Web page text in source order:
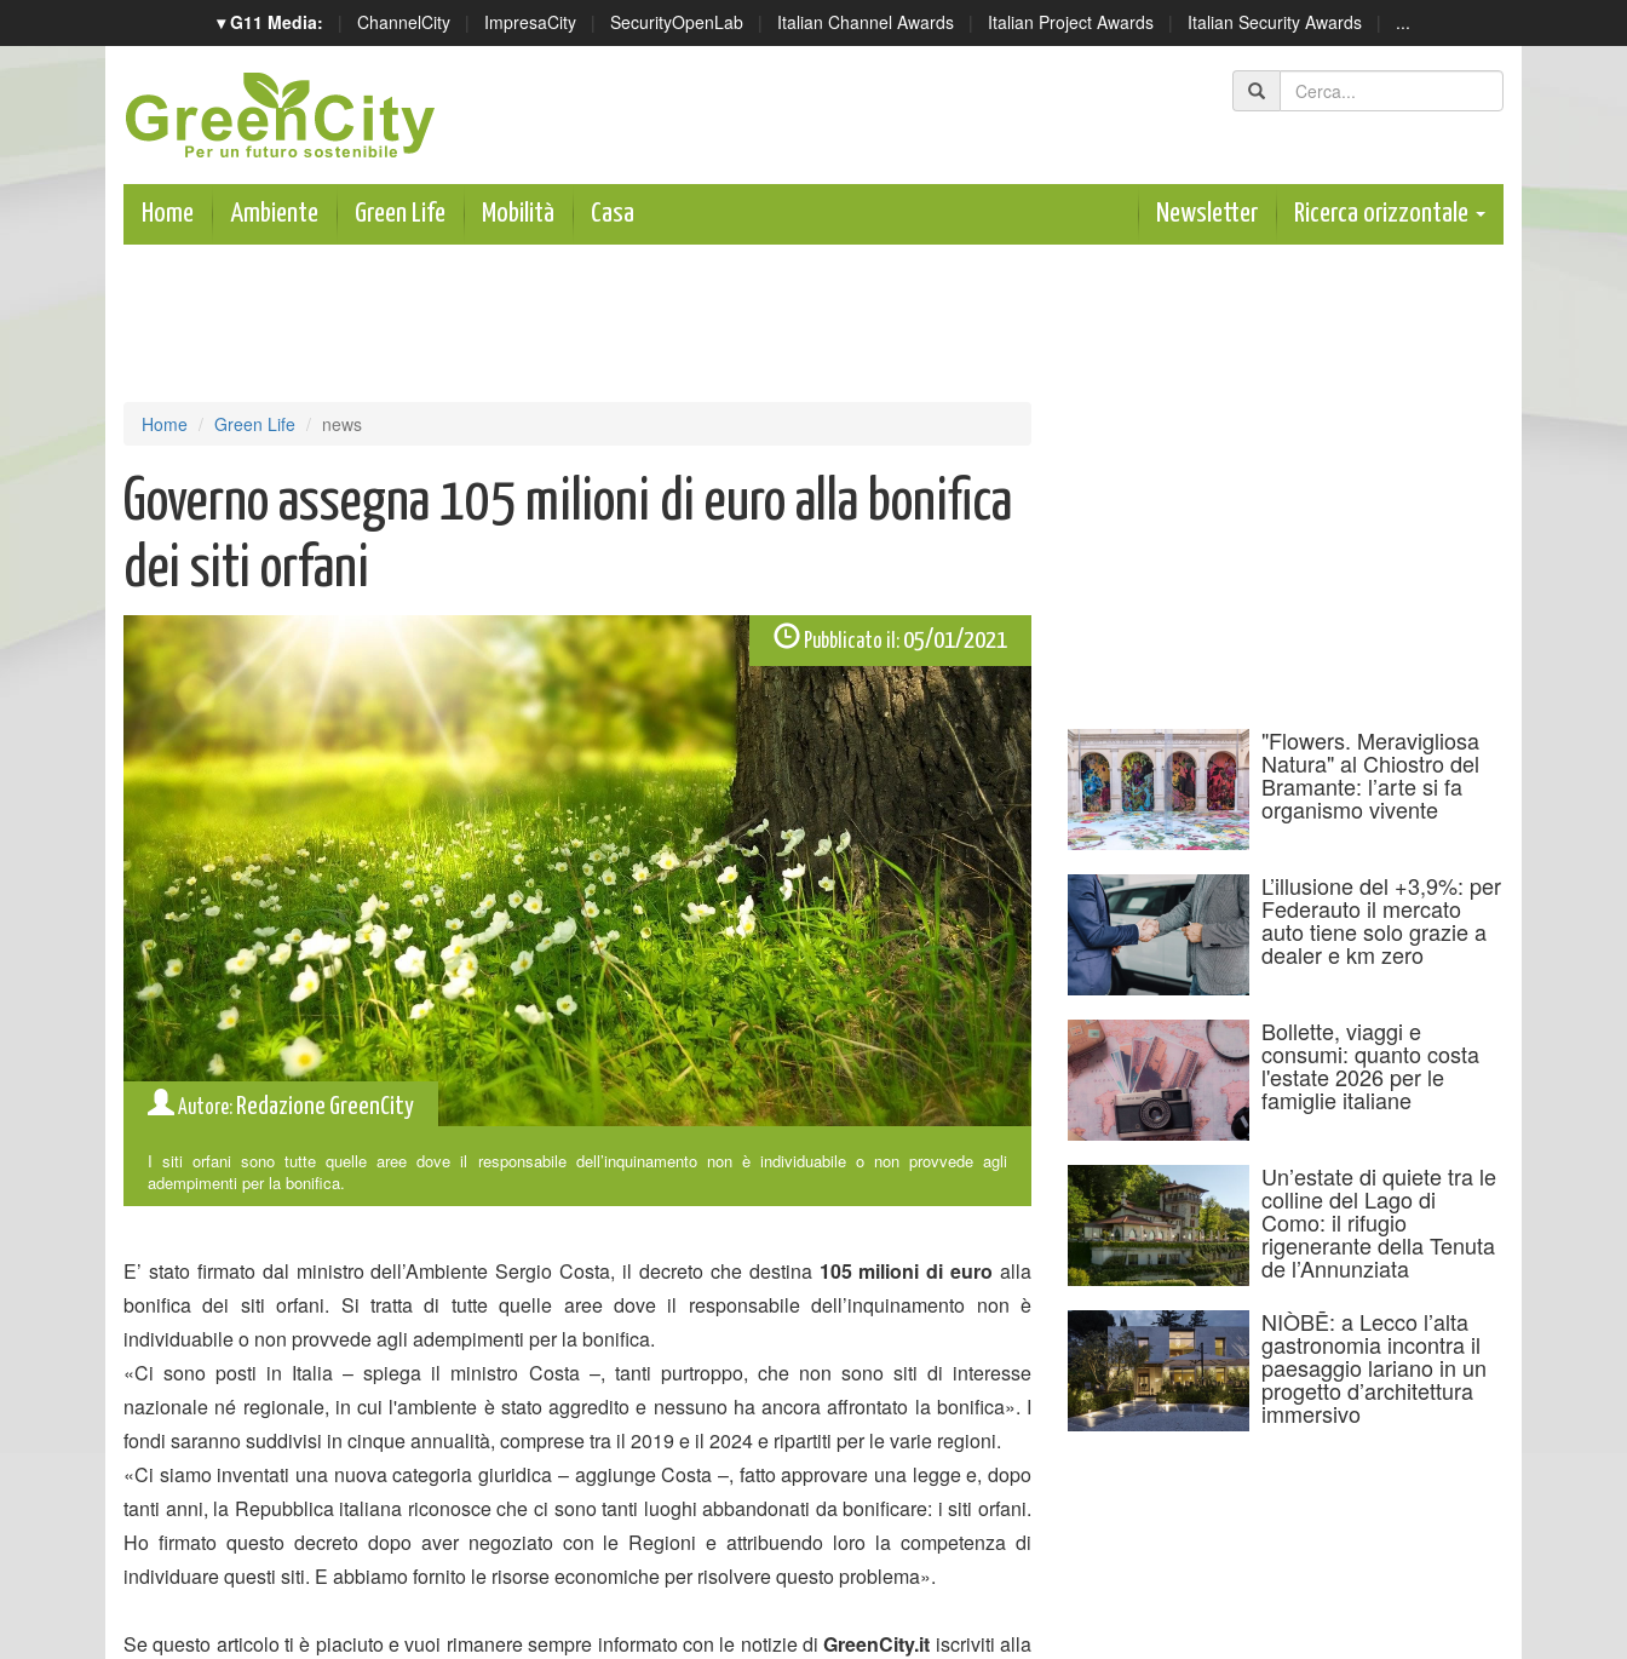
▾ G11 Media: | ChannelCity | ImpresaCity | SecurityOpenLab | Italian Channel Awards | Italian Project Awards | Italian Security Awards | ...
Home Ambiente Green Life Mobilità Casa Newsletter Ricerca orizzontale
Home Green Life news
Governo assegna 105 milioni di euro alla bonifica
dei siti orfani
Pubblicato il: 05/01/2021
Autore: Redazione GreenCity
I siti orfani sono tutte quelle aree dove il responsabile dell’inquinamento non è individuabile o non provvede agli
adempimenti per la bonifica.
E’ stato firmato dal ministro dell’Ambiente Sergio Costa, il decreto che destina 105 milioni di euro alla
bonifica dei siti orfani. Si tratta di tutte quelle aree dove il responsabile dell’inquinamento non è
individuabile o non provvede agli adempimenti per la bonifica.
«Ci sono posti in Italia – spiega il ministro Costa –, tanti purtroppo, che non sono siti di interesse
nazionale né regionale, in cui l'ambiente è stato aggredito e nessuno ha ancora affrontato la bonifica». I
fondi saranno suddivisi in cinque annualità, comprese tra il 2019 e il 2024 e ripartiti per le varie regioni.
«Ci siamo inventati una nuova categoria giuridica – aggiunge Costa –, fatto approvare una legge e, dopo
tanti anni, la Repubblica italiana riconosce che ci sono tanti luoghi abbandonati da bonificare: i siti orfani.
Ho firmato questo decreto dopo aver negoziato con le Regioni e attribuendo loro la competenza di
individuare questi siti. E abbiamo fornito le risorse economiche per risolvere questo problema».
Se questo articolo ti è piaciuto e vuoi rimanere sempre informato con le notizie diGreenCity.it iscriviti alla
"Flowers. Meravigliosa
Natura" al Chiostro del
Bramante: l’arte si fa
organismo vivente
L’illusione del +3,9%: per
Federauto il mercato
auto tiene solo grazie a
dealer e km zero
Bollette, viaggi e
consumi: quanto costa
l'estate 2026 per le
famiglie italiane
Un’estate di quiete tra le
colline del Lago di
Como: il rifugio
rigenerante della Tenuta
de l’Annunziata
NIÒBĒ: a Lecco l’alta
gastronomia incontra il
paesaggio lariano in un
progetto d’architettura
immersivo